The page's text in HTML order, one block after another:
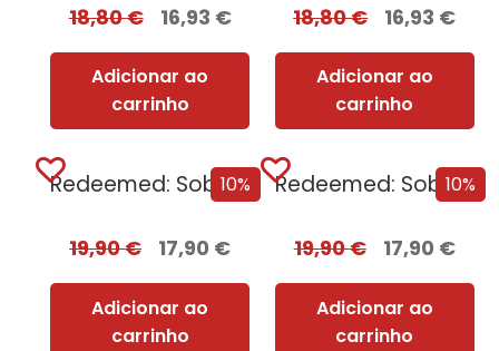
18,80€ 16,93 €
Adicionar ao
carrinho
18,80€ 16,93 €
Adicionar ao
carrinho
10%
Redeemed: Sobrevivência e Redenção
19,90€ 17,90 €
Adicionar ao
carrinho
10%
Redeemed: Sobrevivência e Redenção + Oferta Prazer Proibido
19,90€ 17,90 €
Adicionar ao
carrinho